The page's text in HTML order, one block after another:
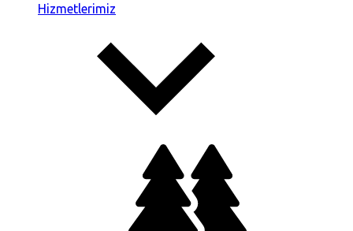
Hizmetlerimiz